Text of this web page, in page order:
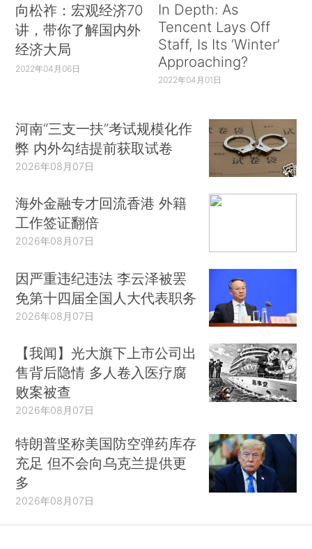
向松祚：宏观经济70
讲，带你了解国内外
经济大局
2022年04月06日
In Depth: As
Tencent Lays Off
Staff, Is Its ‘Winter’
Approaching?
2022年04月01日
河南“三支一扶”考试规模化作
弊 内外勾结提前获取试卷
2026年08月07日
海外金融专才回流香港 外籍
工作签证翻倍
2026年08月07日
因严重违纪违法 李云泽被罢
免第十四届全国人大代表职务
2026年08月07日
【我闻】光大旗下上市公司出
售背后隐情 多人卷入医疗腐
败案被查
2026年08月07日
特朗普坚称美国防空弹药库存
充足 但不会向乌克兰提供更
多
2026年08月07日